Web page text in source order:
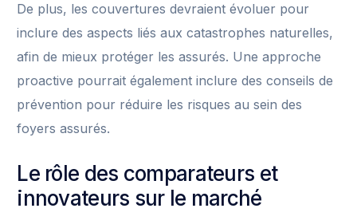
De plus, les couvertures devraient évoluer pour
inclure des aspects liés aux catastrophes naturelles,
afin de mieux protéger les assurés. Une approche
proactive pourrait également inclure des conseils de
prévention pour réduire les risques au sein des
foyers assurés.
Le rôle des comparateurs et
innovateurs sur le marché